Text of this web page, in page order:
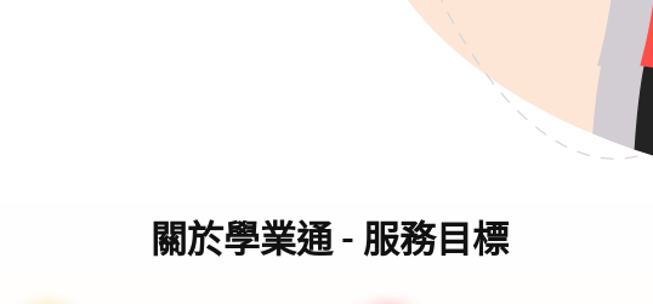
關於學業通 - 服務目標